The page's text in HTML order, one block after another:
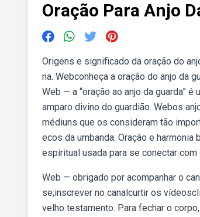
Oração Para Anjo
Origens e significado da oração do
na. Webconheça a oração do anjo da
Web — a “oração ao anjo da guarda”
amparo divino do guardião. Webos
médiuns que os consideram tão
ecos da umbanda: Oração e harmonia
espiritual usada para se conectar
Web — obrigado por acompanhar o
se;inscrever no canalcurtir os
velho testamento. Para fechar o